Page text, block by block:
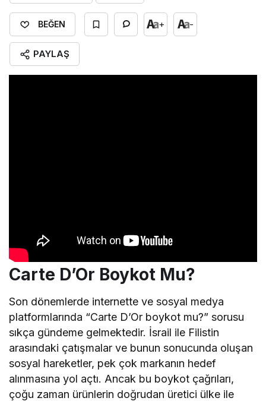
BEĞEN + -
PAYLAŞ
Carte D’Or Boykot Mu?
Son dönemlerde internette ve sosyal medya
platformlarında “Carte D’Or boykot mu?” sorusu
sıkça gündeme gelmektedir. İsrail ile Filistin
arasındaki çatışmalar ve bunun sonucunda oluşan
sosyal hareketler, pek çok markanın hedef
alınmasına yol açtı. Ancak bu boykot çağrıları,
çoğu zaman ürünlerin doğrudan üretici ülke ile